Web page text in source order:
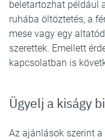
beletartozhat például
ruhába öltöztetés, a
mese vagy egy
szerettek. Emellett
kapcsolatban is
Ügyelj a kiságy
Az ajánlások szerint